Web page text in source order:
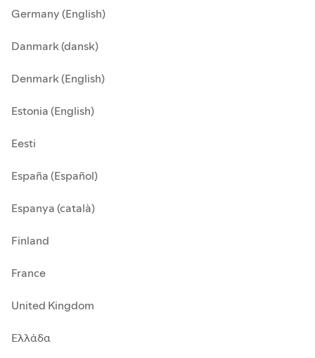
Germany (English)
Danmark (dansk)
Denmark (English)
Estonia (English)
Eesti
España (Español)
Espanya (català)
Finland
France
United Kingdom
Ελλάδα